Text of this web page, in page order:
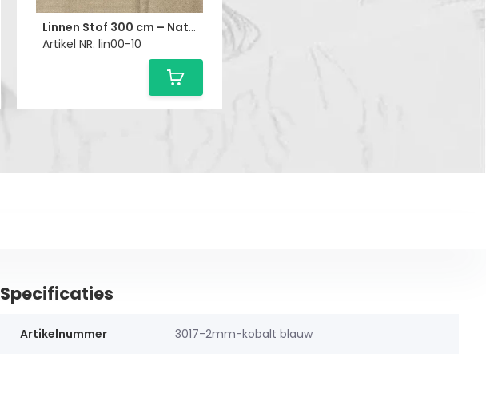
Linnen Stof 300 cm – Naturel
Artikel NR. lin00-10
Specificaties
Artikelnummer 3017-2mm-kobalt blauw